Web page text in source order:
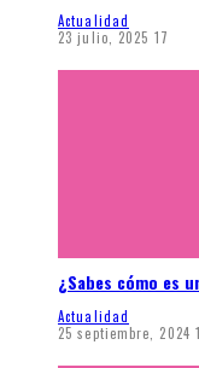
Actualidad
23 julio, 2025 17
¿Sabes cómo es
Actualidad
25 septiembre, 2024